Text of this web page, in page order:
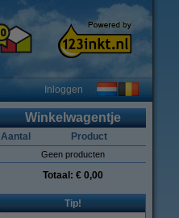
Inloggen
Winkelwagentje
Aantal Product
Geen producten
Totaal: € 0,00
Tip!